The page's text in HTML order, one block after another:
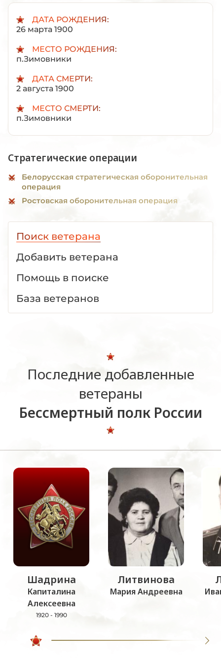
ДАТА РОЖДЕНИЯ:
26 марта 1900
МЕСТО РОЖДЕНИЯ:
п.Зимовники
ДАТА СМЕРТИ:
2 августа 1900
МЕСТО СМЕРТИ:
п.Зимовники
Стратегические операции
Белорусская стратегическая оборонительная
операция
Ростовская оборонительная операция
Поиск ветерана
Добавить ветерана
Помощь в поиске
База ветеранов
Последние добавленные
ветераны
Бессмертный полк России
Шадрина
Капиталина
Алексеевна
1920 - 1990
Литвинова
Мария Андреевна